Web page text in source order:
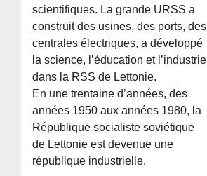
scientifiques. La grande URSS a
construit des usines, des ports, des
centrales électriques, a développé
la science, l’éducation et l’industrie
dans la RSS de Lettonie.
En une trentaine d’années, des
années 1950 aux années 1980, la
République socialiste soviétique
de Lettonie est devenue une
république industrielle.